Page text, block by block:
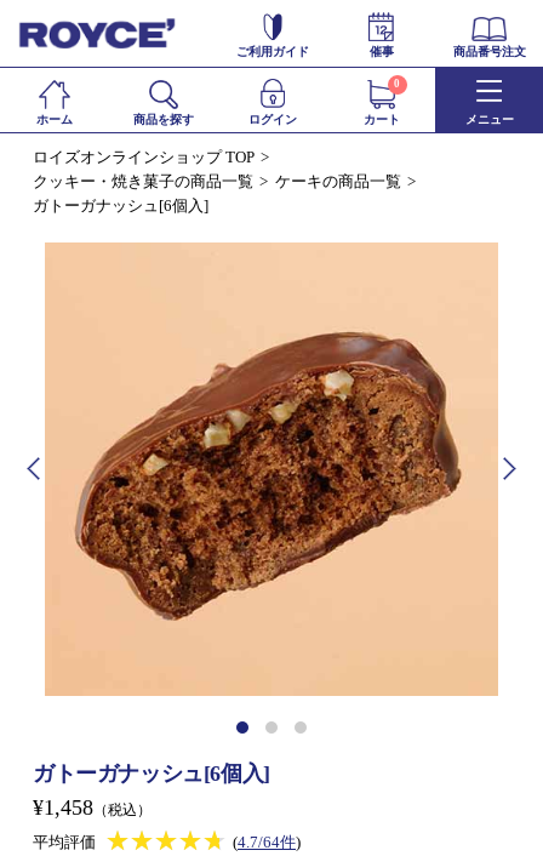
ご利用ガイド 催事 商品番号注文
ホーム 商品を探す ログイン カート
0
メニュー
ロイズオンラインショップ TOP
クッキー・焼き菓子の商品一覧
ケーキの商品一覧
ガトーガナッシュ[6個入]
ガトーガナッシュ[6個入]
¥1,458 （税込）
平均評価 ★★★★★
★★★★★ (4.7/64件)